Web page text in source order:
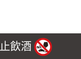
飲酒